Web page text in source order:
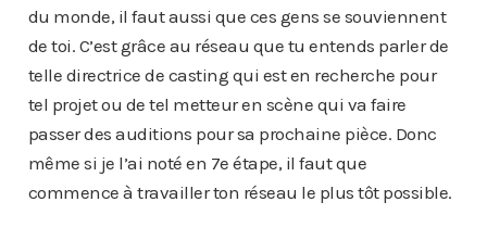
du monde, il faut aussi que ces gens se souviennent
de toi. C’est grâce au réseau que tu entends parler de
telle directrice de casting qui est en recherche pour
tel projet ou de tel metteur en scène qui va faire
passer des auditions pour sa prochaine pièce. Donc
même si je l’ai noté en 7e étape, il faut que
commence à travailler ton réseau le plus tôt possible.